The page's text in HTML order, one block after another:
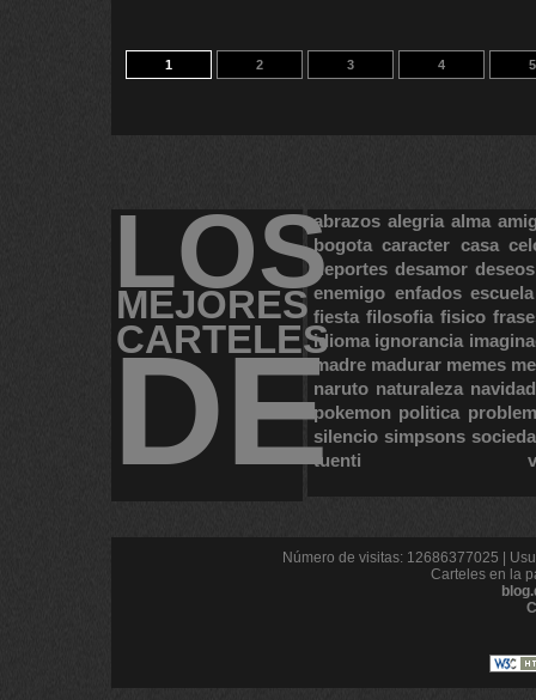
1 2 3 4 5
LOS
MEJORES
CARTELES
DE
abrazos alegria alma
bogota caracter casa
deportes desamor deseos
enemigo enfados escuela
fiesta filosofia fisico
idioma ignorancia
madre madurar memes
naruto naturaleza navidad
pokemon politica
silencio simpsons
tuenti
Número de visitas: 12686377025 |
Carteles en la